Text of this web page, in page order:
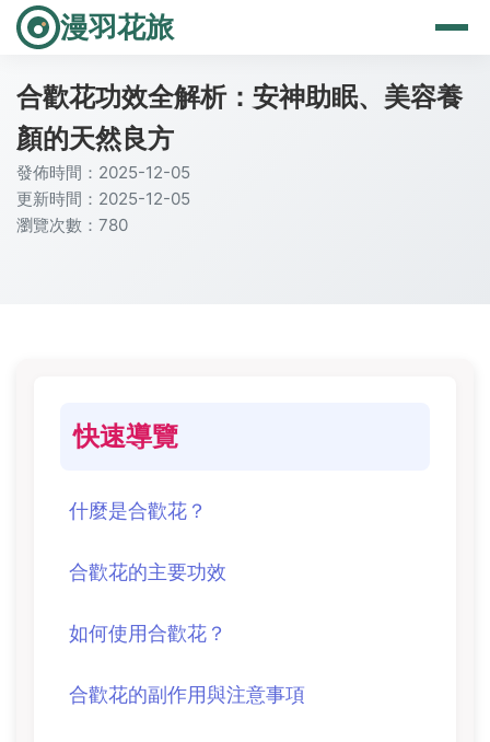
漫羽花旅
合歡花功效全解析：安神助眠、美容養
顏的天然良方
發佈時間：2025-12-05
更新時間：2025-12-05
瀏覽次數：780
快速導覽
什麼是合歡花？
合歡花的主要功效
如何使用合歡花？
合歡花的副作用與注意事項